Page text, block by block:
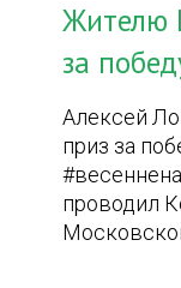
Жителю
за
Алексей
приз за
проводил